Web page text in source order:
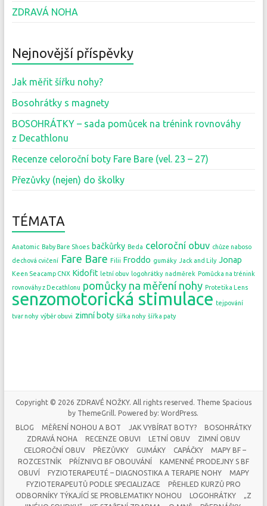
ZDRAVÁ NOHA
Nejnovější příspěvky
Jak měřit šířku nohy?
Bosohrátky s magnety
BOSOHRÁTKY – sada pomůcek na trénink rovnováhy
z Decathlonu
Recenze celoroční boty Fare Bare (vel. 23 – 27)
Přezůvky (nejen) do školky
TÉMATA
Anatomic Baby Bare Shoes bačkůrky Beda celoroční obuv chůze naboso
dechová cvičení Fare Bare Filii Froddo gumáky Jack and Lily Jonap
Keen Seacamp CNX Kidofit letní obuv logohrátky nadměrek Pomůcka na trénink
rovnováhy z Decathlonu pomůcky na měření nohy Protetika Lens
senzomotorická stimulace tejpování
tvar nohy výběr obuvi zimní boty šířka nohy šířka paty
Copyright © 2026 ZDRAVÉ NOŽKY. All rights reserved. Theme Spacious
by ThemeGrill. Powered by:WordPress.
BLOG
MĚŘENÍ NOHOU A BOT JAK VYBÍRAT BOTY?
BOSOHRÁTKY
ZDRAVÁ NOHA
RECENZE OBUVI LETNÍ OBUV
ZIMNÍ OBUV
CELOROČNÍ OBUV
PŘEZŮVKY GUMÁKY CAPÁČKY
MAPY BF –
ROZCESTNÍK
PŘÍZNIVCI BF OBOUVÁNÍ
KAMENNÉ PRODEJNY S BF
OBUVÍ
FYZIOTERAPEUTÉ – DIAGNOSTIKA A TERAPIE NOHY
MAPY
FYZIOTERAPEUTŮ PODLE SPECIALIZACE
PŘEHLED KURZŮ PRO
ODBORNÍKY TÝKAJÍCÍ SE PROBLEMATIKY NOHOU
LOGOHRÁTKY
„Z